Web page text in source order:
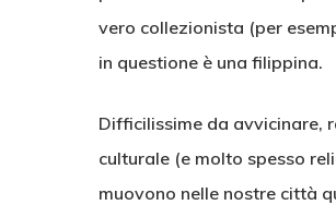
vero collezionista (per
in questione è una filippina.
Difficilissime da avvicinare,
culturale (e molto spesso
muovono nelle nostre città